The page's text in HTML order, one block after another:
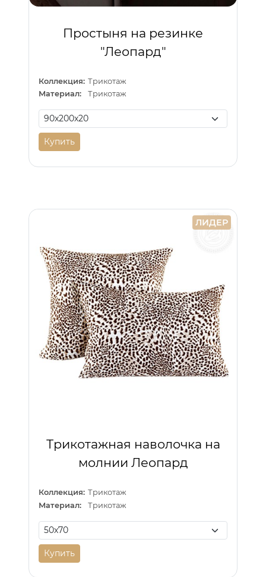
Простыня на резинке
"Леопард"
Коллекция: Трикотаж
Материал:
Трикотаж
Купить
ЛИДЕР
Трикотажная наволочка на
молнии Леопард
Коллекция: Трикотаж
Материал:
Трикотаж
Купить